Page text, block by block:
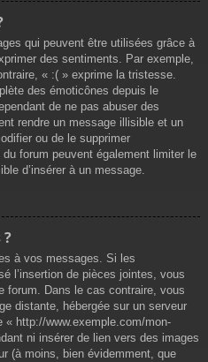
qui peuvent être utilisées grâce à
des sentiments. Par exemple,
« :( » exprime la tristesse.
des émoticônes depuis le
de ne pas abuser des
rendre un message illisible et un
ou de le supprimer
forum peuvent également limiter le
d’insérer à un message.
à vos messages. Si les
l’insertion de pièces jointes, vous
forum. Dans le cas contraire, vous
distante, hébergée sur un serveur
« http://www.exemple.com/mon-
ni insérer de lien vers des images
(à moins, bien évidemment, que